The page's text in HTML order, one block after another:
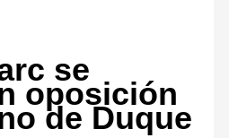
se
oposición
de Duque